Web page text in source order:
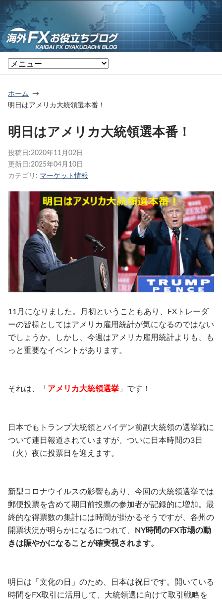
ホーム
明日はアメリカ大統領選本番！
明日はアメリカ大統領選本番！
投稿日:2020年11月02日
更新日:2025年04月10日
カテゴリ: マーケット情報
11月になりました。月初ということもあり、FXトレーダ
ーの皆様としてはアメリカ雇用統計が気になるのではない
でしょうか。しかし、今週はアメリカ雇用統計よりも、も
っと重要なイベントがあります。
それは、「 アメリカ大統領選挙 」です！
日本でもトランプ大統領とバイデン前副大統領の選挙戦に
ついて連日報道されていますが、ついに日本時間の3日
（火）夜に投票日を迎えます。
新型コロナウイルスの影響もあり、今回の大統領選挙では
郵便投票を含めて期日前投票の参加者が記録的に増加。最
終的な得票数の集計には時間が掛かるそうですが、各州の
開票状況が明らかになるにつれて、
NY時間のFX市場の動
きは賑やかになることが確実視されます。
明日は「文化の日」のため、日本は祝日です。開いている
時間をFX取引に活用して、大統領選に向けて取引戦略を